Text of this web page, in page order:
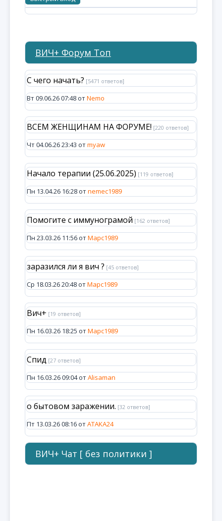
ВИЧ+ Форум Топ
С чего начать? [5471 ответов]
Вт 09.06.26 07:48 отNemo
ВСЕМ ЖЕНЩИНАМ НА ФОРУМЕ! [220 ответов]
Чт 04.06.26 23:43 отmyaw
Начало терапии (25.06.2025) [119 ответов]
Пн 13.04.26 16:28 отnemec1989
Помогите с иммунограмой [162 ответов]
Пн 23.03.26 11:56 отМарс1989
заразился ли я вич ? [45 ответов]
Ср 18.03.26 20:48 отМарс1989
Вич+ [19 ответов]
Пн 16.03.26 18:25 отМарс1989
Спид [27 ответов]
Пн 16.03.26 09:04 отAlisaman
о бытовом заражении. [32 ответов]
Пт 13.03.26 08:16 отATAKA24
ВИЧ+ Чат [ без политики ]